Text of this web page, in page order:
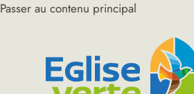
Passer au contenu principal